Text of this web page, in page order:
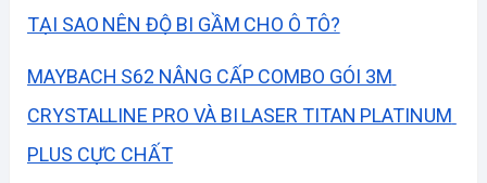
TẠI SAO NÊN ĐỘ BI GẦM CHO Ô TÔ?
MAYBACH S62 NÂNG CẤP COMBO GÓI 3M
CRYSTALLINE PRO VÀ BI LASER TITAN PLATINUM
PLUS CỰC CHẤT